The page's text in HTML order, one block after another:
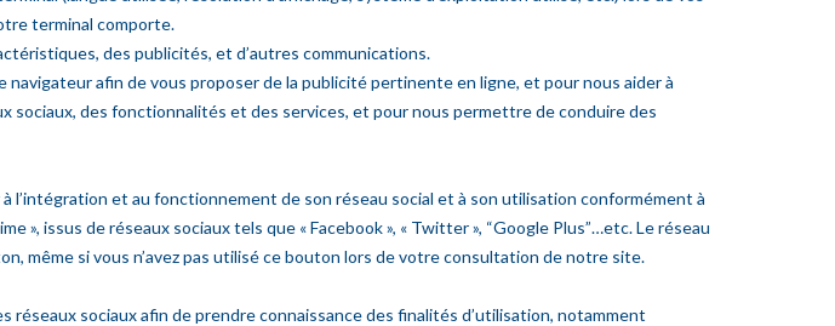
terminal comporte.
des publicités, et d’autres communications.
afin de vous proposer de la publicité pertinente en ligne, et pour nous aider à
sociaux, des fonctionnalités et des services, et pour nous permettre de conduire des
et au fonctionnement de son réseau social et à son utilisation conformément à
», issus de réseaux sociaux tels que « Facebook », « Twitter », “Google Plus”…etc. Le réseau
même si vous n’avez pas utilisé ce bouton lors de votre consultation de notre site.
sociaux afin de prendre connaissance des finalités d’utilisation, notamment